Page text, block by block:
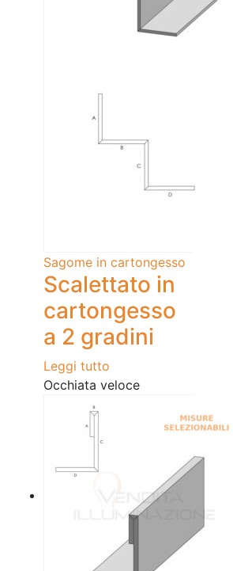
Sagome in cartongesso
Scalettato in
cartongesso
a 2 gradini
Leggi tutto
Occhiata veloce